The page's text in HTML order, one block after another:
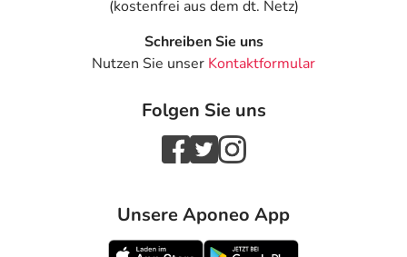
(kostenfrei aus dem dt. Netz)
Schreiben Sie uns
Nutzen Sie unser Kontaktformular
Folgen Sie uns
Unsere Aponeo App